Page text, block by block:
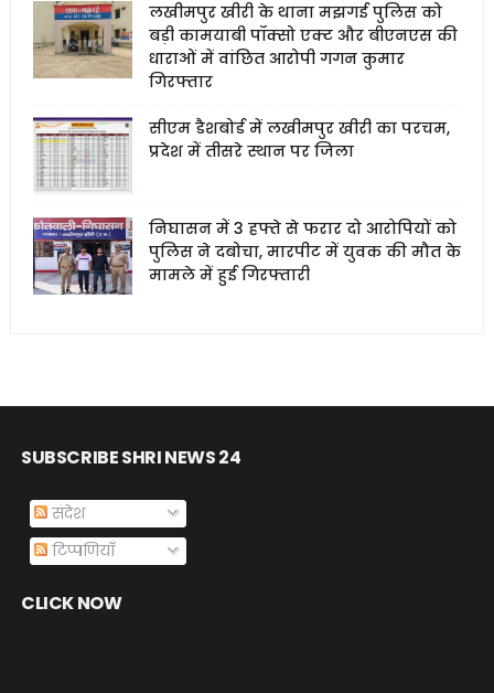
लखीमपुर खीरी के थाना मझगई पुलिस को
बड़ी कामयाबी पॉक्सो एक्ट और बीएनएस की
धाराओं में वांछित आरोपी गगन कुमार
गिरफ्तार
सीएम डैशबोर्ड में लखीमपुर खीरी का परचम,
प्रदेश में तीसरे स्थान पर जिला
निघासन में 3 हफ्ते से फरार दो आरोपियों को
पुलिस ने दबोचा, मारपीट में युवक की मौत के
मामले में हुई गिरफ्तारी
SUBSCRIBE SHRI NEWS 24
संदेश
टिप्पणियाँ
CLICK NOW